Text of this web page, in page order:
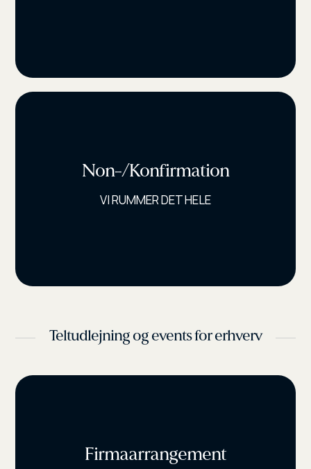
Non-/Konfirmation
VI RUMMER DET HELE
Teltudlejning og events for erhverv
Firmaarrangement